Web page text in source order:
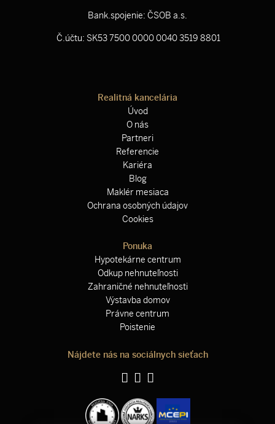
Bank.spojenie: ČSOB a.s.
Č.účtu: SK53 7500 0000 0040 3519 8801
Realitná kancelária
Úvod
O nás
Partneri
Referencie
Kariéra
Blog
Maklér mesiaca
Ochrana osobných údajov
Cookies
Ponuka
Hypotekárne centrum
Odkup nehnuteľnosti
Zahraničné nehnuteľnosti
Výstavba domov
Právne centrum
Poistenie
Nájdete nás na sociálnych sieťach